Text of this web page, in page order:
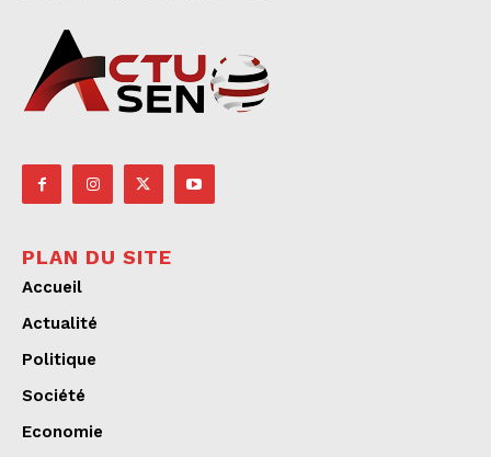
PLAN DU SITE
Accueil
Actualité
Politique
Société
Economie